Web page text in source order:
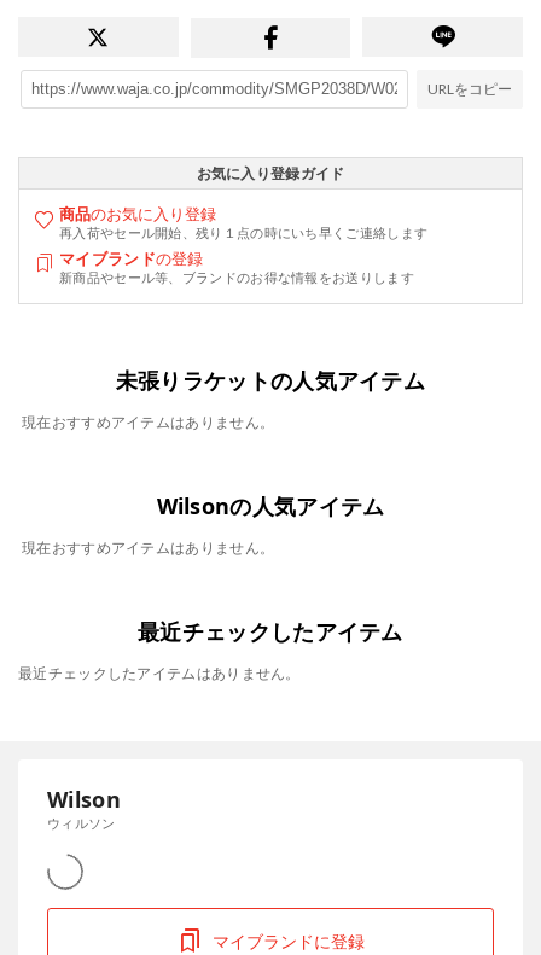
URLをコピー
お気に入り登録ガイド
商品のお気に入り登録
再入荷やセール開始、残り１点の時にいち早くご連絡します
マイブランドの登録
新商品やセール等、ブランドのお得な情報をお送りします
未張りラケットの人気アイテム
現在おすすめアイテムはありません。
Wilsonの人気アイテム
現在おすすめアイテムはありません。
最近チェックしたアイテム
最近チェックしたアイテムはありません。
Wilson
ウィルソン
マイブランドに登録